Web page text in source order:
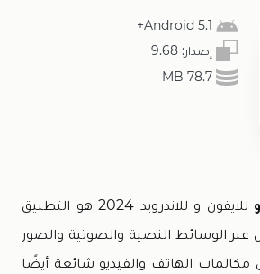
5.1 Android+
إصدار: 9.68
‫78.7 MB
للايفون و للاندرويد 2024 هو التطبيق
عبر الوسائط النصية والصوتية والصور
مكالمات الهاتف والفيديو شائعة أيضًا